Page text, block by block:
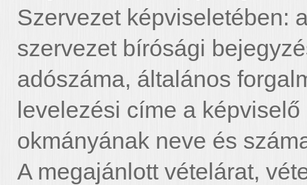
Szervezet képviseletében:
szervezet bírósági
adószáma, általános
levelezési címe a
okmányának neve és
A megajánlott vételárat,